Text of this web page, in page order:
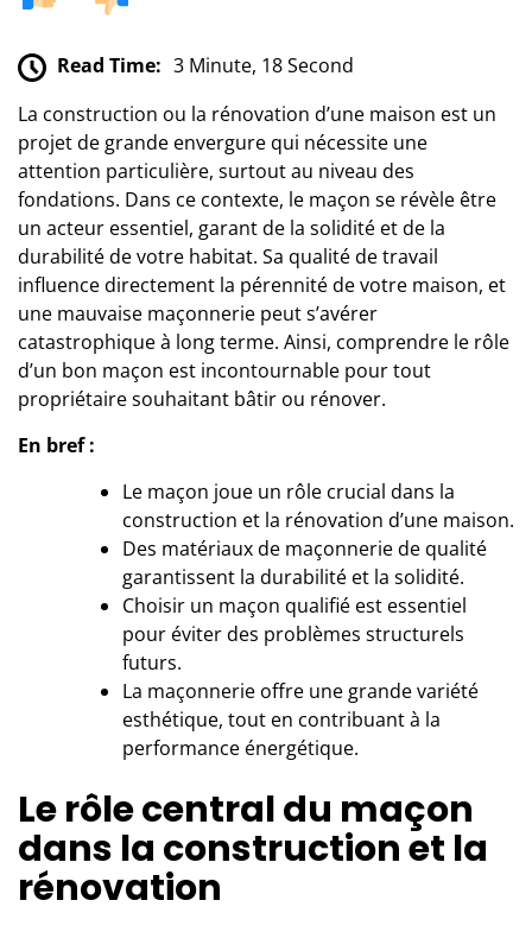
Read Time: 3 Minute, 18 Second
La construction ou la rénovation d’une maison est un
projet de grande envergure qui nécessite une
attention particulière, surtout au niveau des
fondations. Dans ce contexte, le maçon se révèle être
un acteur essentiel, garant de la solidité et de la
durabilité de votre habitat. Sa qualité de travail
influence directement la pérennité de votre maison, et
une mauvaise maçonnerie peut s’avérer
catastrophique à long terme. Ainsi, comprendre le rôle
d’un bon maçon est incontournable pour tout
propriétaire souhaitant bâtir ou rénover.
En bref :
Le maçon joue un rôle crucial dans la
construction et la rénovation d’une maison.
Des matériaux de maçonnerie de qualité
garantissent la durabilité et la solidité.
Choisir un maçon qualifié est essentiel
pour éviter des problèmes structurels
futurs.
La maçonnerie offre une grande variété
esthétique, tout en contribuant à la
performance énergétique.
Le rôle central du maçon
dans la construction et la
rénovation